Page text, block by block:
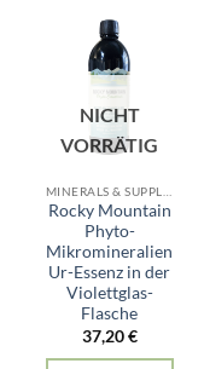
NICHT
VORRÄTIG
Rocky Mountain
Phyto-
Mikromineralien
Ur-Essenz in der
Violettglas-
Flasche
37,20€